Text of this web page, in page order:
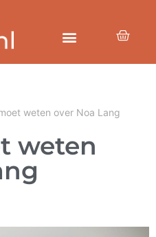
weten over Noa Lang
weten